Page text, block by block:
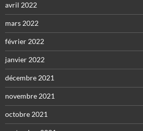
avril 2022
mars 2022
février 2022
janvier 2022
décembre 2021
novembre 2021
octobre 2021